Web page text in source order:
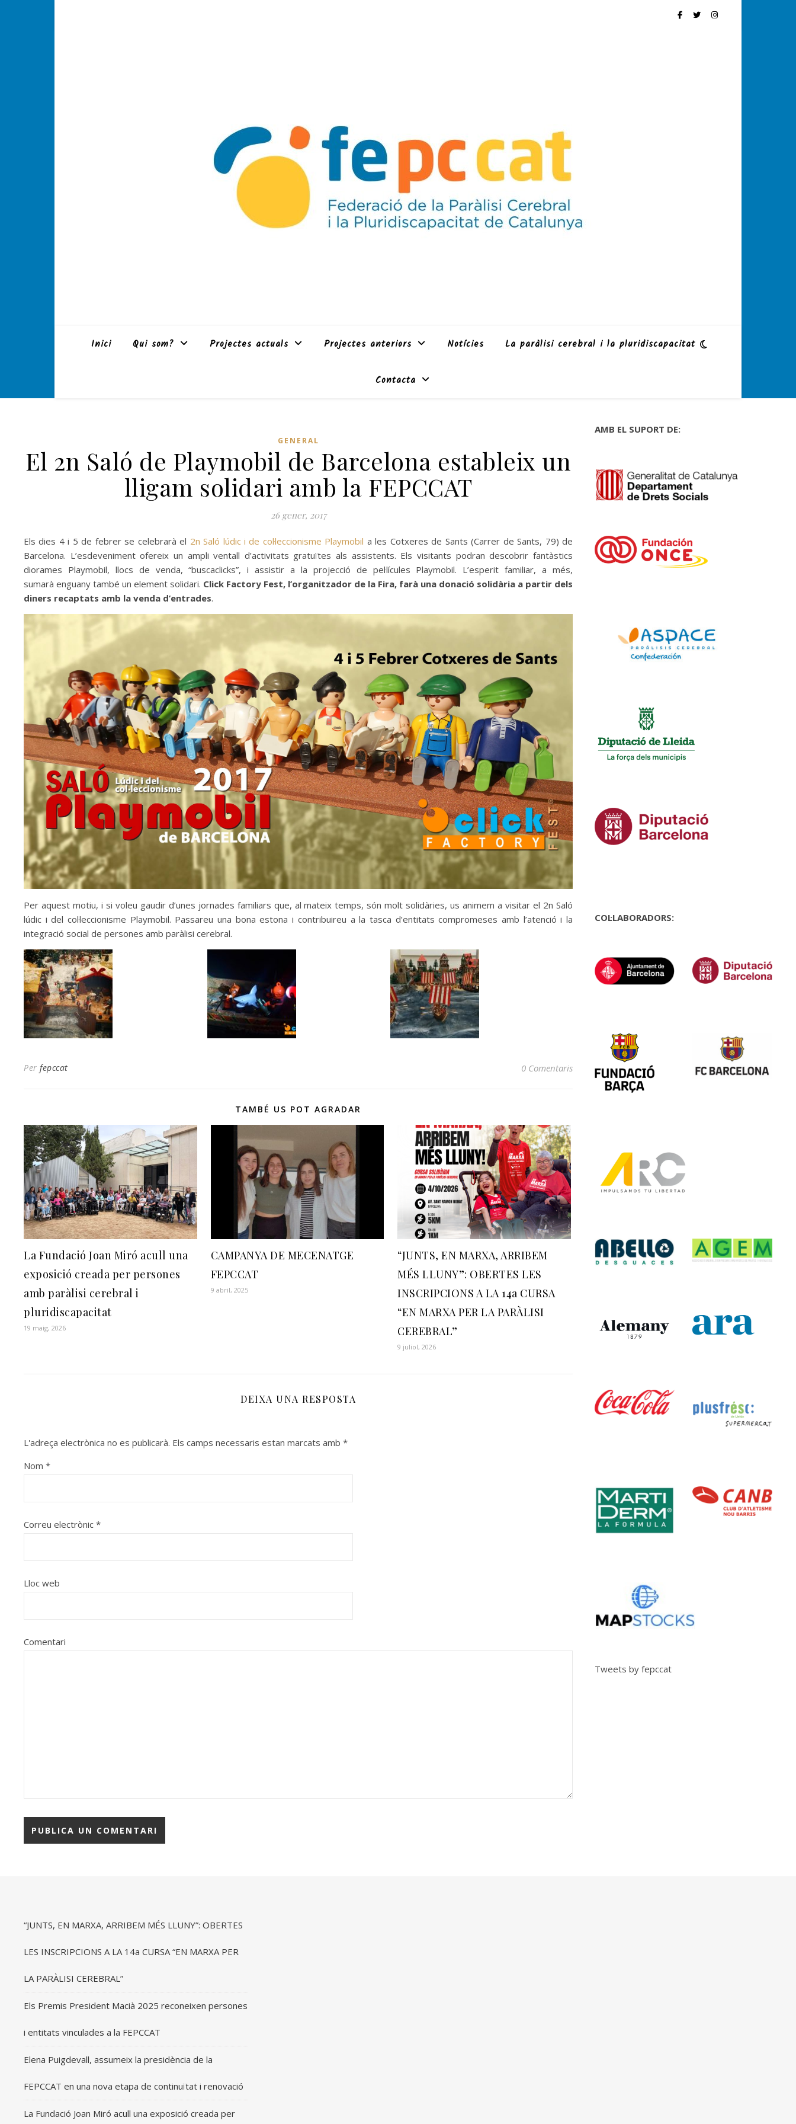
Inici Qui som? Projectes actuals Projectes anteriors Notícies La paràlisi cerebral i la pluridiscapacitat
Contacta
GENERAL
El 2n Saló de Playmobil de Barcelona estableix un
lligam solidari amb la FEPCCAT
26 gener, 2017
Els dies 4 i 5 de febrer se celebrarà el 2n Saló lúdic i de col·leccionisme Playmobil a les Cotxeres de Sants (Carrer de Sants, 79) de
Barcelona. L’esdeveniment ofereix un ampli ventall d’activitats gratuïtes als assistents. Els visitants podran descobrir fantàstics
diorames Playmobil, llocs de venda, “buscaclicks”, i assistir a la projecció de pel·lícules Playmobil. L’esperit familiar, a més,
sumarà enguany també un element solidari. Click Factory Fest, l’organitzador de la Fira, farà una donació solidària a partir dels
diners recaptats amb la venda d’entrades.
Per aquest motiu, i si voleu gaudir d’unes jornades familiars que, al mateix temps, són molt solidàries, us animem a visitar el 2n Saló
lúdic i del col·leccionisme Playmobil. Passareu una bona estona i contribuireu a la tasca d’entitats compromeses amb l’atenció i la
integració social de persones amb paràlisi cerebral.
Per fepccat 0 Comentaris
TAMBÉ US POT AGRADAR
La Fundació Joan Miró acull una
exposició creada per persones
amb paràlisi cerebral i
pluridiscapacitat
19 maig, 2026
CAMPANYA DE MECENATGE
FEPCCAT
9 abril, 2025
“JUNTS, EN MARXA, ARRIBEM
MÉS LLUNY”: OBERTES LES
INSCRIPCIONS A LA 14a CURSA
“EN MARXA PER LA PARÀLISI
CEREBRAL”
9 juliol, 2026
DEIXA UNA RESPOSTA
L'adreça electrònica no es publicarà. Els camps necessaris estan marcats amb *
Nom *
Correu electrònic *
Lloc web
Comentari
AMB EL SUPORT DE:
COL·LABORADORS:
Tweets by fepccat
“JUNTS, EN MARXA, ARRIBEM MÉS LLUNY”: OBERTES
LES INSCRIPCIONS A LA 14a CURSA “EN MARXA PER
LA PARÀLISI CEREBRAL”
Els Premis President Macià 2025 reconeixen persones
i entitats vinculades a la FEPCCAT
Elena Puigdevall, assumeix la presidència de la
FEPCCAT en una nova etapa de continuïtat i renovació
La Fundació Joan Miró acull una exposició creada per